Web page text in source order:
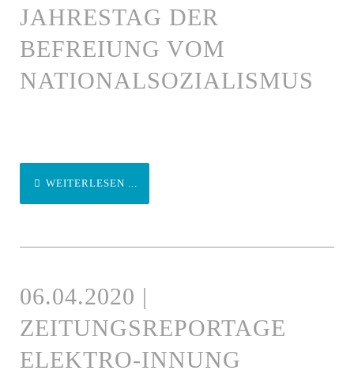
JAHRESTAG DER
BEFREIUNG VOM
NATIONALSOZIALISMUS
WEITERLESEN ...
06.04.2020 |
ZEITUNGSREPORTAGE
ELEKTRO-INNUNG